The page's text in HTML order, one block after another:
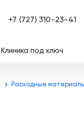
+7 (727) 310-23-41
Клиника под ключ
Расходные